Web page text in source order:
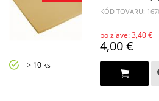
> 10 ks
KÓD TOVARU:
po zľave: 3,40 €
4,00 €